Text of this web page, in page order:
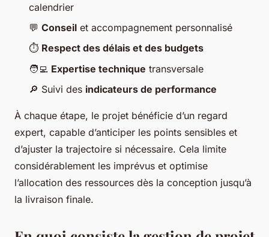
calendrier
💬 Conseil et accompagnement personnalisé
⏱ Respect des délais et des budgets
🧑‍💻 Expertise technique transversale
🔎 Suivi des indicateurs de performance
À chaque étape, le projet bénéficie d’un regard
expert, capable d’anticiper les points sensibles et
d’ajuster la trajectoire si nécessaire. Cela limite
considérablement les imprévus et optimise
l’allocation des ressources dès la conception jusqu’à
la livraison finale.